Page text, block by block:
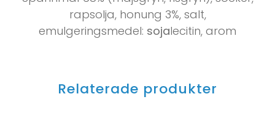
rapsolja, honung 3%, salt,
emulgeringsmedel: sojalecitin, arom
Relaterade produkter